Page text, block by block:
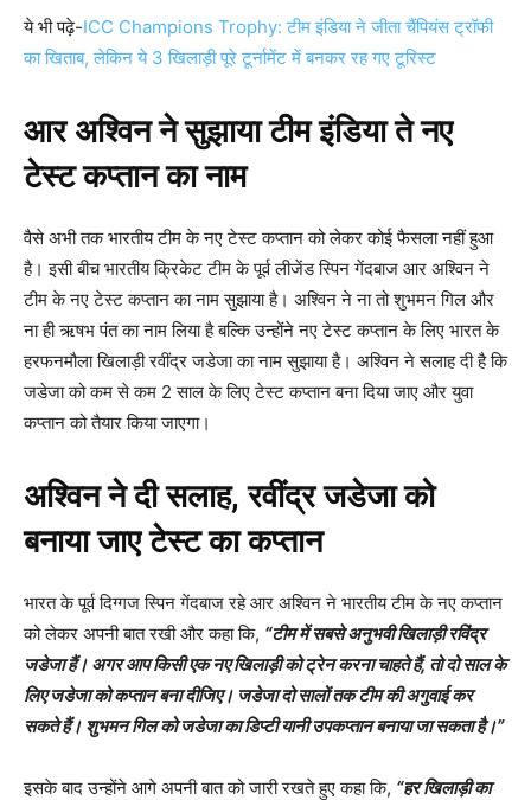
ये भी पढ़े-ICC Champions Trophy: टीम इंडिया ने जीता चैंपियंस ट्रॉफी
का खिताब, लेकिन ये 3 खिलाड़ी पूरे टूर्नामेंट में बनकर रह गए टूरिस्ट
आर अश्विन ने सुझाया टीम इंडिया ते नए
टेस्ट कप्तान का नाम
वैसे अभी तक भारतीय टीम के नए टेस्ट कप्तान को लेकर कोई फैसला नहीं हुआ
है। इसी बीच भारतीय क्रिकेट टीम के पूर्व लीजेंड स्पिन गेंदबाज आर अश्विन ने
टीम के नए टेस्ट कप्तान का नाम सुझाया है। अश्विन ने ना तो शुभमन गिल और
ना ही ऋषभ पंत का नाम लिया है बल्कि उन्होंने नए टेस्ट कप्तान के लिए भारत के
हरफनमौला खिलाड़ी रवींद्र जडेजा का नाम सुझाया है। अश्विन ने सलाह दी है कि
जडेजा को कम से कम 2 साल के लिए टेस्ट कप्तान बना दिया जाए और युवा
कप्तान को तैयार किया जाएगा।
अश्विन ने दी सलाह, रवींद्र जडेजा को
बनाया जाए टेस्ट का कप्तान
भारत के पूर्व दिग्गज स्पिन गेंदबाज रहे आर अश्विन ने भारतीय टीम के नए कप्तान
को लेकर अपनी बात रखी और कहा कि, “टीम में सबसे अनुभवी खिलाड़ी रविंद्र
जडेजा हैं। अगर आप किसी एक नए खिलाड़ी को ट्रेन करना चाहते हैं, तो दो साल के
लिए जडेजा को कप्तान बना दीजिए। जडेजा दो सालों तक टीम की अगुवाई कर
सकते हैं। शुभमन गिल को जडेजा का डिप्टी यानी उपकप्तान बनाया जा सकता है।”
इसके बाद उन्होंने आगे अपनी बात को जारी रखते हुए कहा कि, “हर खिलाड़ी का